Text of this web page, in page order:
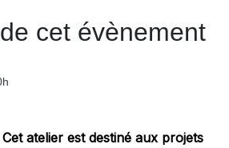
cet évènement
atelier est destiné aux projets